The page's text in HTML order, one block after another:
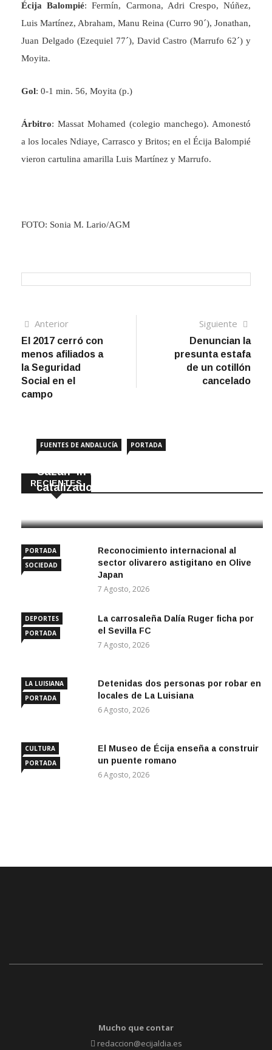
Écija Balompié: Fermín, Carmona, Adri Crespo, Núñez,
Luis Martínez, Abraham, Manu Reina (Curro 90´), Jonathan,
Juan Delgado (Ezequiel 77´), David Castro (Marrufo 62´) y
Moyita.
Gol: 0-1 min. 56, Moyita (p.)
Árbitro: Massat Mohamed (colegio manchego). Amonestó
a los locales Ndiaye, Carrasco y Britos; en el Écija Balompié
vieron cartulina amarilla Luis Martínez y Marrufo.
FOTO: Sonia M. Lario/AGM
Navegación
de
entradas
AnteriorArtículo
anterior
El 2017 cerró con
menos afiliados a
la Seguridad
Social en el
campo
Siguiente
Denuncian la
presunta estafa
de un cotillón
cancelado
RECIENTES
FUENTES DE ANDALUCÍA PORTADA
Cazan ‘in fraganti’ a ladrones de
catalizadores
PORTADA
SOCIEDAD
Reconocimiento internacional al
sector olivarero astigitano en Olive
Japan
7 Agosto, 2026
DEPORTES
PORTADA
La carrosaleña Dalía Ruger ficha por
el Sevilla FC
7 Agosto, 2026
LA LUISIANA
PORTADA
Detenidas dos personas por robar en
locales de La Luisiana
6 Agosto, 2026
CULTURA
PORTADA
El Museo de Écija enseña a construir
un puente romano
6 Agosto, 2026
Mucho que contar
redaccion@ecijaldia.es